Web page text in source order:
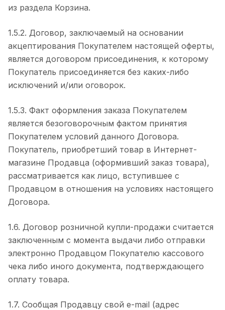
из раздела Корзина.
1.5.2. Договор, заключаемый на основании
акцептирования Покупателем настоящей оферты,
является договором присоединения, к которому
Покупатель присоединяется без каких-либо
исключений и/или оговорок.
1.5.3. Факт оформления заказа Покупателем
является безоговорочным фактом принятия
Покупателем условий данного Договора.
Покупатель, приобретший товар в Интернет-
магазине Продавца (оформивший заказ товара),
рассматривается как лицо, вступившее с
Продавцом в отношения на условиях настоящего
Договора.
1.6. Договор розничной купли-продажи считается
заключенным с момента выдачи либо отправки
электронно Продавцом Покупателю кассового
чека либо иного документа, подтверждающего
оплату товара.
1.7. Сообщая Продавцу свой e-mail (адрес